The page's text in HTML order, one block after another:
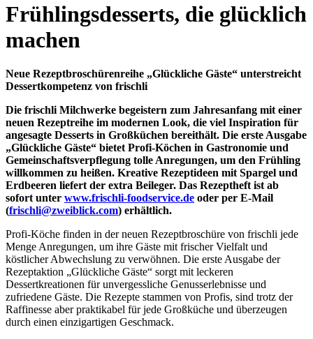
Frühlingsdesserts, die glücklich
machen
Neue Rezeptbroschürenreihe „Glückliche Gäste“ unterstreicht
Dessertkompetenz von frischli
Die frischli Milchwerke begeistern zum Jahresanfang mit einer
neuen Rezeptreihe im modernen Look, die viel Inspiration für
angesagte Desserts in Großküchen bereithält. Die erste Ausgabe
„Glückliche Gäste“ bietet Profi-Köchen in Gastronomie und
Gemeinschaftsverpflegung tolle Anregungen, um den Frühling
willkommen zu heißen. Kreative Rezeptideen mit Spargel und
Erdbeeren liefert der extra Beileger. Das Rezeptheft ist ab
sofort unter www.frischli-foodservice.de oder per E-Mail
(frischli@zweiblick.com) erhältlich.
Profi-Köche finden in der neuen Rezeptbroschüre von frischli jede
Menge Anregungen, um ihre Gäste mit frischer Vielfalt und
köstlicher Abwechslung zu verwöhnen. Die erste Ausgabe der
Rezeptaktion „Glückliche Gäste“ sorgt mit leckeren
Dessertkreationen für unvergessliche Genusserlebnisse und
zufriedene Gäste. Die Rezepte stammen von Profis, sind trotz der
Raffinesse aber praktikabel für jede Großküche und überzeugen
durch einen einzigartigen Geschmack.